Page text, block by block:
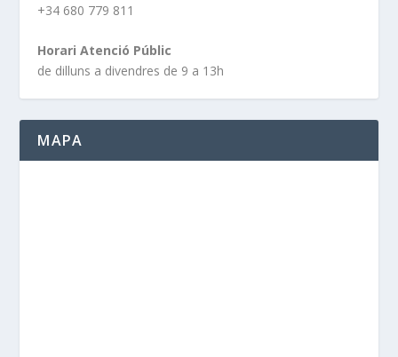
+34 680 779 811
Horari Atenció Públic
de dilluns a divendres de 9 a 13h
MAPA